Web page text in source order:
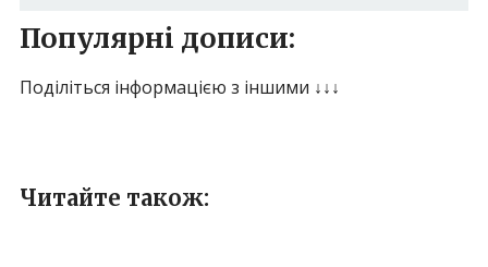
Популярні дописи:
Поділіться інформацією з іншими ↓↓↓
Читайте також: